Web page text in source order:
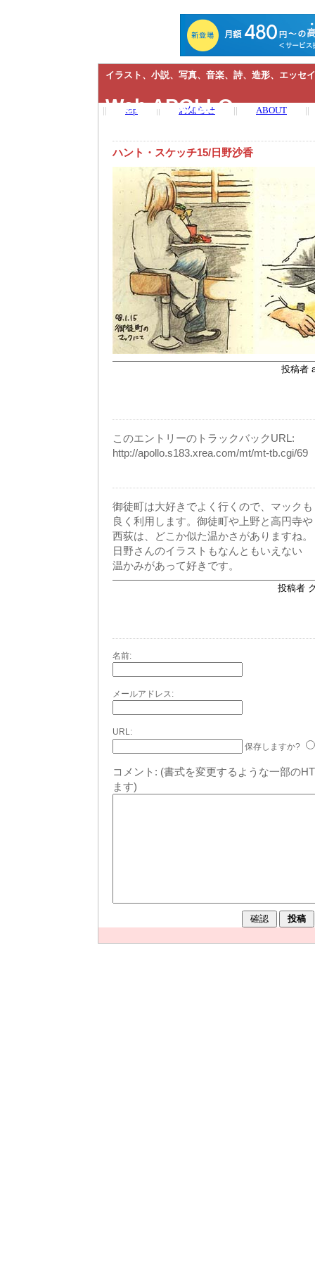
イラスト、小説、写真、音楽、詩、造形、エッ
Web APOLLO
|| top || お知らせ || ABOUT ||
ハント・スケッチ15/日野沙香
投稿者
このエントリーのトラックバックURL:
http://apollo.s183.xrea.com/mt/mt-tb.cgi/69
御徒町は大好きでよく行くので、マックも
良く利用します。御徒町や上野と高円寺や
西荻は、どこか似た温かさがありますね。
日野さんのイラストもなんともいえない
温かみがあって好きです。
投稿者
名前:
メールアドレス:
URL:
保存しますか?
コメント: (書式を変更するような一部の
ます)